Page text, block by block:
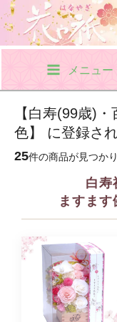
メニュー
【白寿(99歳)
色】 に登録さ
25件の商品が見つか
白寿
ますま